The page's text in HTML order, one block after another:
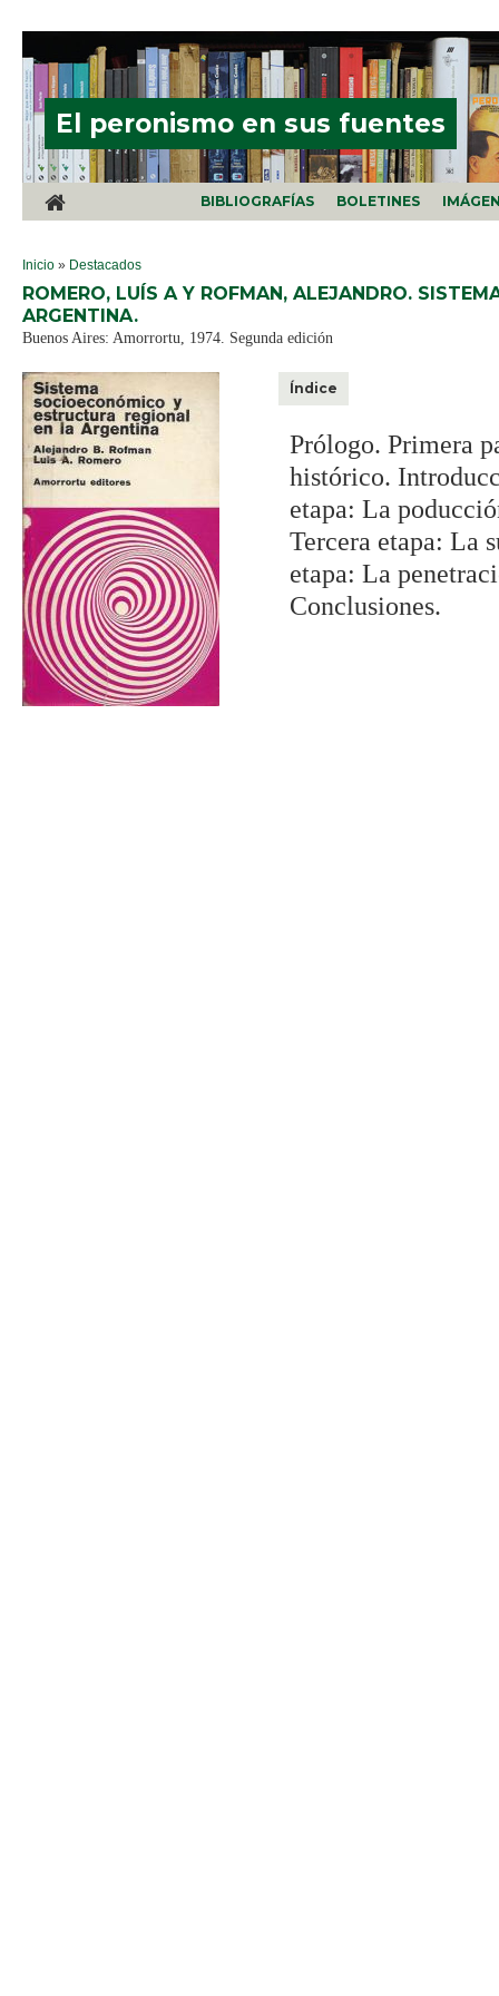
El peronismo en sus fuentes
BIBLIOGRAFÍAS BOLETINES
SE ENCUENTRA USTED AQUÍ
Inicio » Destacados
ROMERO, LUÍS A Y ROFMAN, ALEJANDRO.
ARGENTINA.
Buenos Aires: Amorrortu, 1974. Segunda edición
Índice
Prólogo. Primera
histórico.
etapa: La
Tercera etapa: La
etapa: La
Conclusiones.